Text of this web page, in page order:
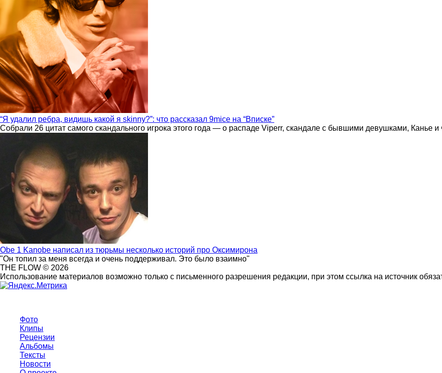
“Я удалил ребра, видишь какой я skinny?”: что рассказал 9mice на “Вписке”
Собрали 26 цитат самого скандального игрока этого года — о распаде Viperr, скандале с бывшими девушками, Канье
Obe 1 Kanobe написал из тюрьмы несколько историй про Оксимирона
"Он топил за меня всегда и очень поддерживал. Это было взаимно"
THE FLOW © 2026
Использование материалов возможно только с письменного разрешения редакции, при этом ссылка на источник
Фото
Клипы
Рецензии
Альбомы
Тексты
Новости